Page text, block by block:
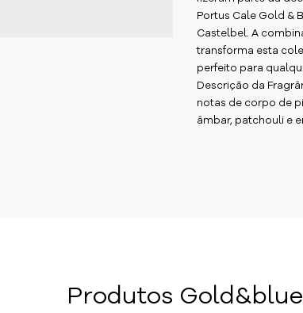
Portus Cale Gold &
Castelbel. A
transforma esta
perfeito para
Descrição da
notas de corpo de
âmbar, patchouli e
Produtos Gold&blue